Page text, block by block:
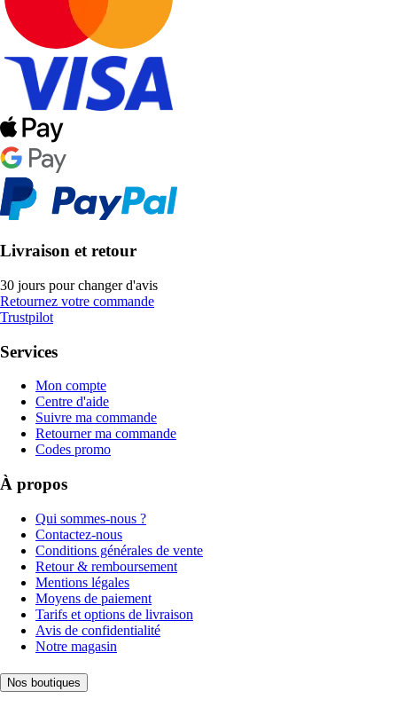
Livraison et retour
30 jours pour changer d'avis
Retournez votre commande
Trustpilot
Services
Mon compte
Centre d'aide
Suivre ma commande
Retourner ma commande
Codes promo
À propos
Qui sommes-nous ?
Contactez-nous
Conditions générales de vente
Retour & remboursement
Mentions légales
Moyens de paiement
Tarifs et options de livraison
Avis de confidentialité
Notre magasin
Nos boutiques